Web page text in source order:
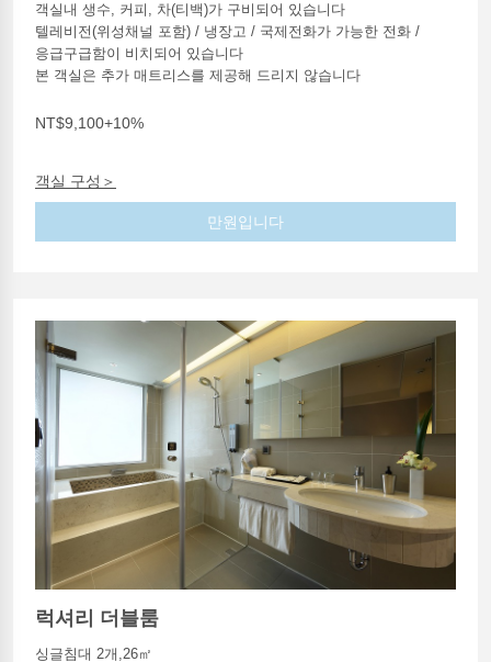
객실내 생수, 커피, 차(티백)가 구비되어 있습니다
텔레비전(위성채널 포함) / 냉장고 / 국제전화가 가능한 전화 /
응급구급함이 비치되어 있습니다
본 객실은 추가 매트리스를 제공해 드리지 않습니다
NT$9,100+10%
객실 구성＞
만원입니다
럭셔리 더블룸
싱글침대 2개,26㎡